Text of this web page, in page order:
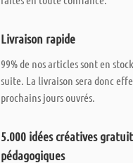
Livraison rapide
99% de nos articles sont en
suite. La livraison sera donc
prochains jours ouvrés.
5.000 idées créatives
pédagogiques